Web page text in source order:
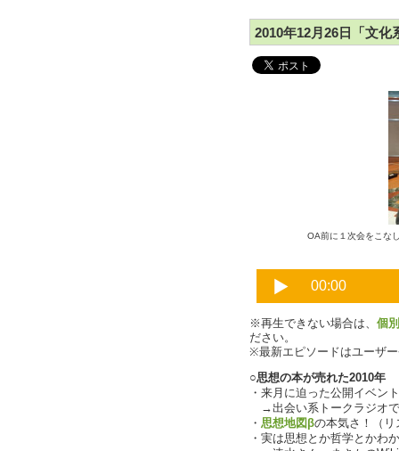
2010年12月26日「文化
OA前に１次会をこな
※再生できない場合は、 個
ださい。
※最新エピソードはユーザ
○思想の本が売れた2010年
・来月に迫った公開イベン
→出会い系トークラジオ
・ 思想地図βの本気さ！（リ
・実は思想とか哲学とかわ